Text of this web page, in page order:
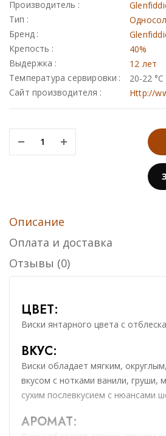
Производитель
Тип
Бренд
Крепость
40%
Выдержка
12 лет
Температура сервировки
20-22 °С
Сайт производителя
Http://
Описание
Оплата и доставка
Отзывы (0)
ЦВЕТ:
Виски янтарного цвета с
ВКУС:
Виски обладает мягким,
вкусом с нотками ванили, груши,
сухим послевкусием с нюансами
АРОМАТ:
W ROYAL, SUNTORY 12 YO 43% IN BOX
0₸
EVAN WILLIAMS SINGLE BARREL VINTAGE 43,3%
Выдержка
8 лет
12 лет
3 года